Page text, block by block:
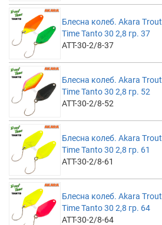
Блесна колеб. Akara Trout
Time Tanto 30 2,8 гр. 37
ATT-30-2/8-37
Блесна колеб. Akara Trout
Time Tanto 30 2,8 гр. 52
ATT-30-2/8-52
Блесна колеб. Akara Trout
Time Tanto 30 2,8 гр. 61
ATT-30-2/8-61
Блесна колеб. Akara Trout
Time Tanto 30 2,8 гр. 64
ATT-30-2/8-64